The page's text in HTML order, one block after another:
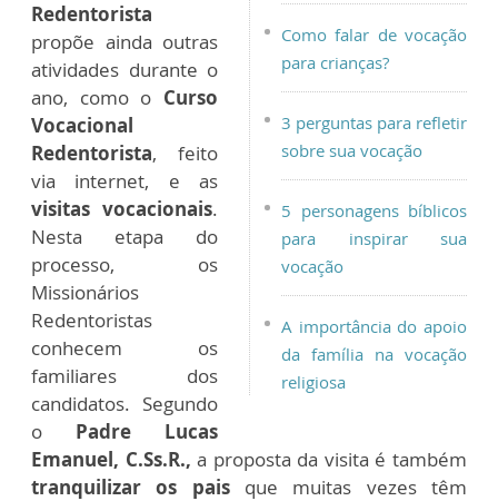
Como falar de vocação
para crianças?
3 perguntas para refletir
sobre sua vocação
5 personagens bíblicos
para inspirar sua
vocação
A importância do apoio
da família na vocação
religiosa
Redentorista
propõe ainda outras
atividades durante o
ano, como o Curso
Vocacional
Redentorista, feito
via internet, e as
visitas vocacionais.
Nesta etapa do
processo, os
Missionários
Redentoristas
conhecem os
familiares dos
candidatos. Segundo
o Padre Lucas
Emanuel, C.Ss.R., a proposta da visita é também
tranquilizar os paisque muitas vezes têm